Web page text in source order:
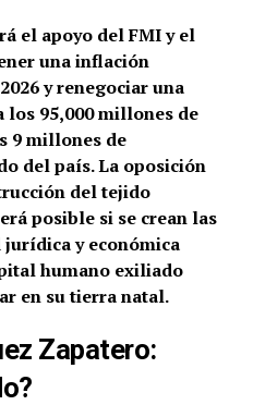
el apoyo del FMI y el
una inflación
y renegociar una
los 95,000 millones de
9 millones de
del país. La oposición
del tejido
posible si se crean las
y económica
humano exiliado
en su tierra natal.
Zapatero: